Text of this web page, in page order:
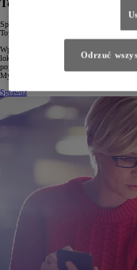
Toyota Connectivity
Sprawdź, w jaki sposób możesz w pełni
Toyota Connectivity Match!
Wpisz numer identyfikacyjny Twojego
lokalizowanie samochodu, zdalne
pojazdu w aplikacji MyToyota. Skorzystaj
My Toyota i ciesz się jazdą!
Sprawdź
Odrzuć